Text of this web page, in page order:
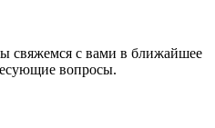
свяжемся с вами в ближайшее
вопросы.